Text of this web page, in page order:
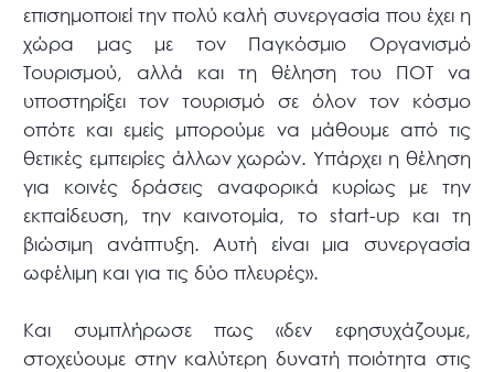
επισημοποιεί την πολύ καλή συνεργασία που έχει η
χώρα μας με τον Παγκόσμιο Οργανισμό
Τουρισμού, αλλά και τη θέληση του ΠΟΤ να
υποστηρίξει τον τουρισμό σε όλον τον κόσμο
οπότε και εμείς μπορούμε να μάθουμε από τις
θετικές εμπειρίες άλλων χωρών. Υπάρχει η θέληση
για κοινές δράσεις αναφορικά κυρίως με την
εκπαίδευση, την καινοτομία, το start-up και τη
βιώσιμη ανάπτυξη. Αυτή είναι μια συνεργασία
ωφέλιμη και για τις δύο πλευρές».
Και συμπλήρωσε πως «δεν εφησυχάζουμε,
στοχεύουμε στην καλύτερη δυνατή ποιότητα στις